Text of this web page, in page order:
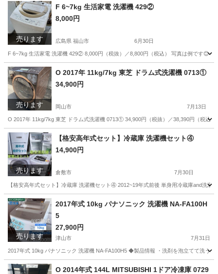
岡山 岡山市 商品
売ります
F 6~7kg 生活家電 洗濯機 429②
8,000円
広島県 福山市 6月30日
F 6~7kg 生活家電 洗濯機 429② 8,000円（税抜）／8,800円（税込） 写真は例です😊
広島 福山市 生活家電
売ります
O 2017年 11kg/7kg 東芝 ドラム式洗濯機 0713①
34,900円
岡山市 7月13日
O 2017年 11kg/7kg 東芝 ドラム式洗濯機 0713① 34,900円（税抜）／38,390円（税込
岡山 岡山市 生活家電 商品
売ります
【格安高年式セット】冷蔵庫 洗濯機セット④
14,900円
倉敷市 7月30日
【格安高年式セット】冷蔵庫 洗濯機セット④ 2012~19年式前後 単身用冷蔵庫and洗
岡山 倉敷市 キッチン家電 セット
売ります
2017年式 10kg パナソニック 洗濯機 NA-FA100H
5
27,900円
津山市 7月31日
2017年式 10kg パナソニック 洗濯機 NA-FA100H5 ◆製品情報 ・洗剤を泡立てて洗う
岡山 津山市 生活家電
O 2014年式 144L MITSUBISHI 1ドア冷凍庫 0729